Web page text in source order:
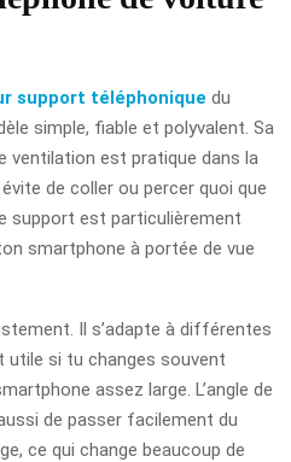
support téléphonique du
simple, fiable et polyvalent. Sa
ventilation est pratique dans la
de coller ou percer quoi que
support est particulièrement
smartphone à portée de vue
Il s’adapte à différentes
utile si tu changes souvent
assez large. L’angle de
de passer facilement du
ce qui change beaucoup de